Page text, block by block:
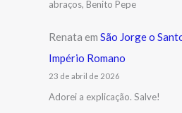
abraços, Benito Pepe
Renata em São Jorge o
Império Romano
23 de abril de 2026
Adorei a explicação. Salve!